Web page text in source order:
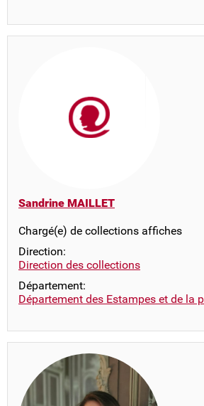
Sandrine MAILLET
Chargé(e) de collections affiches
Direction:
Direction des collections
Département:
Département des Estampes et de la